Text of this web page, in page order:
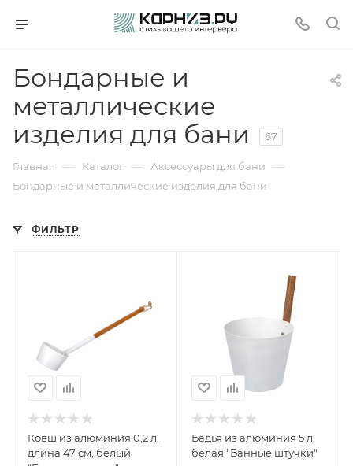
Бондарные и
металлические
изделия для бани
67
Главная — Каталог — Аксессуары для бани —
Бондарные и металлические изделия для бани
ФИЛЬТР
Ковш из алюминия 0,2 л,
длина 47 см, белый
Бадья из алюминия 5 л,
белая "Банные штучки"